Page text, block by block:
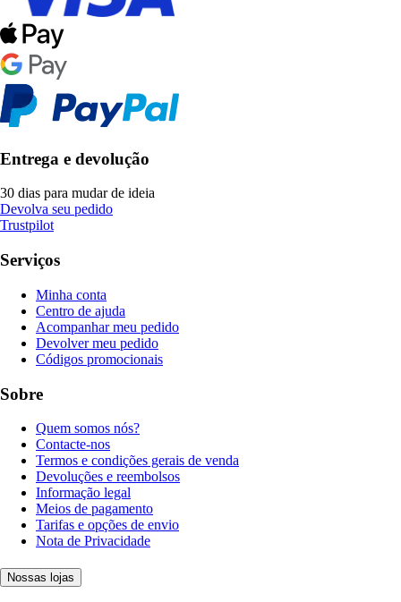
Entrega e devolução
30 dias para mudar de ideia
Devolva seu pedido
Trustpilot
Serviços
Minha conta
Centro de ajuda
Acompanhar meu pedido
Devolver meu pedido
Códigos promocionais
Sobre
Quem somos nós?
Contacte-nos
Termos e condições gerais de venda
Devoluções e reembolsos
Informação legal
Meios de pagamento
Tarifas e opções de envio
Nota de Privacidade
Nossas lojas